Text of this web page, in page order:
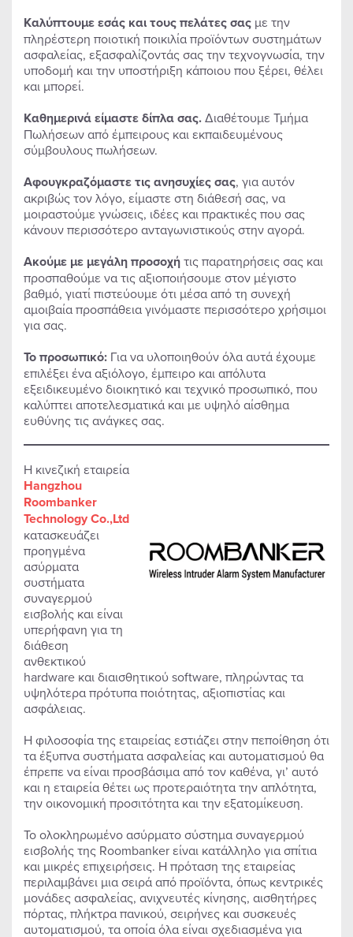
Καλύπτουμε εσάς και τους πελάτες σας με την
πληρέστερη ποιοτική ποικιλία προϊόντων συστημάτων
ασφαλείας, εξασφαλίζοντάς σας την τεχνογνωσία, την
υποδομή και την υποστήριξη κάποιου που ξέρει, θέλει
και μπορεί.
Καθημερινά είμαστε δίπλα σας.Διαθέτουμε Τμήμα
Πωλήσεων από έμπειρους και εκπαιδευμένους
σύμβουλους πωλήσεων.
Αφουγκραζόμαστε τις ανησυχίες σας, για αυτόν
ακριβώς τον λόγο, είμαστε στη διάθεσή σας, να
μοιραστούμε γνώσεις, ιδέες και πρακτικές που σας
κάνουν περισσότερο ανταγωνιστικούς στην αγορά.
Ακούμε με μεγάλη προσοχήτις παρατηρήσεις σας και
προσπαθούμε να τις αξιοποιήσουμε στον μέγιστο
βαθμό, γιατί πιστεύουμε ότι μέσα από τη συνεχή
αμοιβαία προσπάθεια γινόμαστε περισσότερο χρήσιμοι
για σας.
Το προσωπικό: Για να υλοποιηθούν όλα αυτά έχουμε
επιλέξει ένα αξιόλογο, έμπειρο και απόλυτα
εξειδικευμένο διοικητικό και τεχνικό προσωπικό, που
καλύπτει αποτελεσματικά και με υψηλό αίσθημα
ευθύνης τις ανάγκες σας.
Η κινεζική εταιρεία
Hangzhou
Roombanker
Technology Co.,Ltd
κατασκευάζει
προηγμένα
ασύρματα
συστήματα
συναγερμού
εισβολής και είναι
υπερήφανη για τη
διάθεση
ανθεκτικού
hardware και διαισθητικού software, πληρώντας τα
υψηλότερα πρότυπα ποιότητας, αξιοπιστίας και
ασφάλειας.
Η φιλοσοφία της εταιρείας εστιάζει στην πεποίθηση ότι
τα έξυπνα συστήματα ασφαλείας και αυτοματισμού θα
έπρεπε να είναι προσβάσιμα από τον καθένα, γι’ αυτό
και η εταιρεία θέτει ως προτεραιότητα την απλότητα,
την οικονομική προσιτότητα και την εξατομίκευση.
Το ολοκληρωμένο ασύρματο σύστημα συναγερμού
εισβολής της Roombanker είναι κατάλληλο για σπίτια
και μικρές επιχειρήσεις. Η πρόταση της εταιρείας
περιλαμβάνει μια σειρά από προϊόντα, όπως κεντρικές
μονάδες ασφαλείας, ανιχνευτές κίνησης, αισθητήρες
πόρτας, πλήκτρα πανικού, σειρήνες και συσκευές
αυτοματισμού, τα οποία όλα είναι σχεδιασμένα για